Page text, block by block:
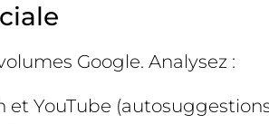
Google. Analysez :
YouTube